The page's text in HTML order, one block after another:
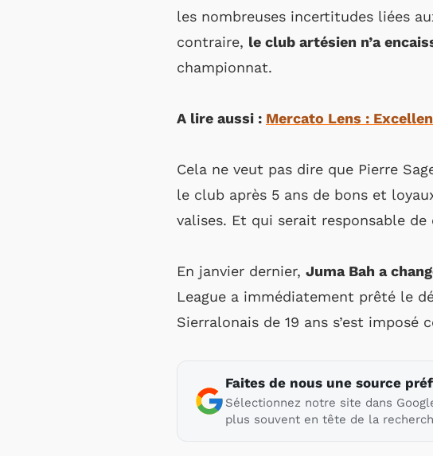
les nombreuses incertitudes liées
contraire, le club artésien n’a
championnat.
A lire aussi : Mercato Lens :
Cela ne veut pas dire que Pierre
le club après 5 ans de bons et
valises. Et qui serait responsable
En janvier dernier, Juma Bah a
League a immédiatement prêté le
Sierralonais de 19 ans s’est
Faites de nous une source
Sélectionnez notre site dans
plus souvent en tête de la